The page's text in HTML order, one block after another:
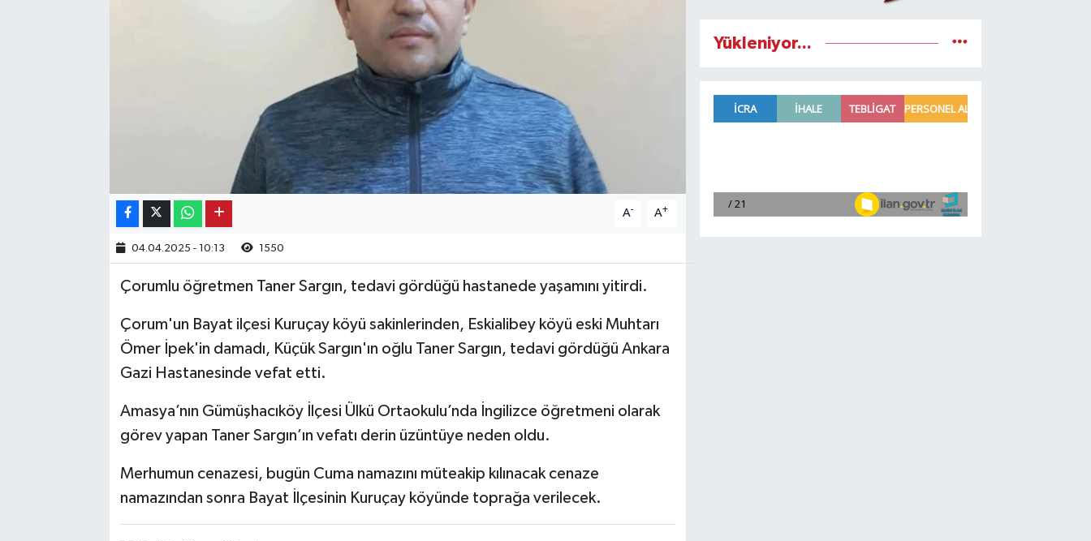
A- A+
04.04.2025 - 10:13 1550
Çorumlu öğretmen Taner Sargın, tedavi gördüğü hastanede yaşamını yitirdi.
Çorum'un Bayat ilçesi Kuruçay köyü sakinlerinden, Eskialibey köyü eski Muhtarı
Ömer İpek'in damadı, Küçük Sargın'ın oğlu Taner Sargın, tedavi gördüğü Ankara
Gazi Hastanesinde vefat etti.
Amasya’nın Gümüşhacıköy İlçesi Ülkü Ortaokulu’nda İngilizce öğretmeni olarak
görev yapan Taner Sargın’ın vefatı derin üzüntüye neden oldu.
Merhumun cenazesi, bugün Cuma namazını müteakip kılınacak cenaze
namazından sonra Bayat İlçesinin Kuruçay köyünde toprağa verilecek.
Yükleniyor...